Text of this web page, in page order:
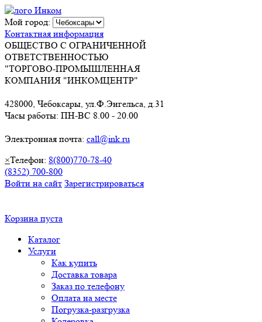
Мой город:
Контактная информация
ОБЩЕСТВО С ОГРАНИЧЕННОЙ
ОТВЕТСТВЕННОСТЬЮ
"ТОРГОВО-ПРОМЫШЛЕННАЯ
КОМПАНИЯ "ИНКОМЦЕНТР"
428000, Чебоксары, ул.Ф.Энгельса, д.31
Часы работы: ПН-ВС 8.00 - 20.00
Электронная почта: call@ink.ru
×Телефон: 8(800)770-78-40
(8352) 700-800
Войти на сайт Зарегистрироваться
Корзина пуста
Каталог
Услуги
Как купить
Доставка товара
Заказ по телефону
Оплата на месте
Погрузка-разгрузка